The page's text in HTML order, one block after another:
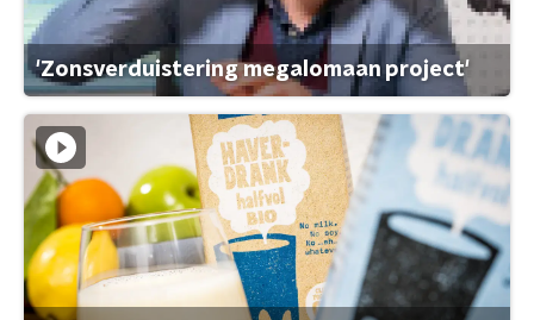
'Zonsverduistering megalomaan project'